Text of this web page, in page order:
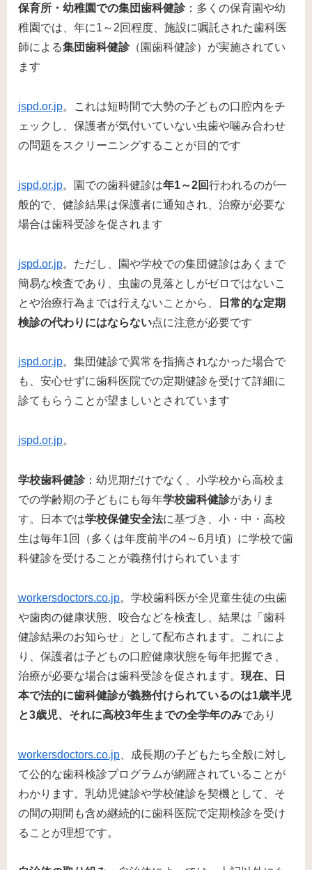
保育所・幼稚園での集団歯科健診：多くの保育園や幼
稚園では、年に1～2回程度、施設に嘱託された歯科医
師による集団歯科健診（園歯科健診）が実施されてい
ます​
jspd.or.jp。これは短時間で大勢の子どもの口腔内をチ
ェックし、保護者が気付いていない虫歯や噛み合わせ
の問題をスクリーニングすることが目的です​
jspd.or.jp。園での歯科健診は年1～2回行われるのが一
般的で、健診結果は保護者に通知され、治療が必要な
場合は歯科受診を促されます​
jspd.or.jp。ただし、園や学校での集団健診はあくまで
簡易な検査であり、虫歯の見落としがゼロではないこ
とや治療行為までは行えないことから、
日常的な定期
検診の代わりにはならない点に注意が必要です​
jspd.or.jp。集団健診で異常を指摘されなかった場合で
も、安心せずに歯科医院での定期健診を受けて詳細に
診てもらうことが望ましいとされています​
jspd.or.jp。
学校歯科健診：幼児期だけでなく、小学校から高校ま
での学齢期の子どもにも毎年学校歯科健診がありま
す。日本では学校保健安全法に基づき、小・中・高校
生は毎年1回（多くは年度前半の4～6月頃）に学校で歯
科健診を受けることが義務付けられています​
workersdoctors.co.jp。学校歯科医が全児童生徒の虫歯
や歯肉の健康状態、咬合などを検査し、結果は「歯科
健診結果のお知らせ」として配布されます。これによ
り、保護者は子どもの口腔健康状態を毎年把握でき、
治療が必要な場合は歯科受診を促されます。 現在、日
本で法的に歯科健診が義務付けられているのは1歳半児
と3歳児、それに高校3年生までの全学年のみであり​
workersdoctors.co.jp 、成長期の子どもたち全般に対し
て公的な歯科検診プログラムが網羅されていることが
わかります。乳幼児健診や学校健診を契機として、そ
の間の期間も含め継続的に歯科医院で定期検診を受け
ることが理想です。